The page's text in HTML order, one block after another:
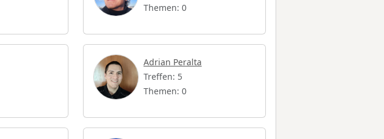
Themen: 0
Adrian Peralta
Treffen: 5
Themen: 0